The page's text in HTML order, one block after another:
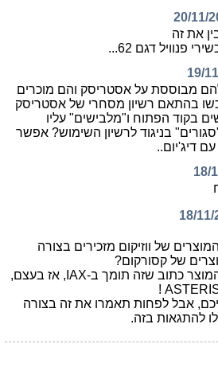
20/11/
את זה
פנוויל דגם 62...
19/
מבוססת על אסטריסק והם מוכרים
בהתאם רשיון מסחרי של אסטריסק
בקוד הפתוח ו"מלבישים" עליו
"סגורים" בניגוד לרשיון השימוש? אפשר
דיג'יום..
18/
18/11/
של ווזיקום מזכירים בצורה
של קסורקום?
רק, בעצם בדף המוצר כתוב שזה תומך ב-IAX, אז בעצם,
אבל לפחות תאמרו את זה בצורה
להתגאות בזה.